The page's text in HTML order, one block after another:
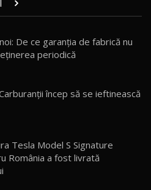
De ce garanția de fabrică nu
periodică
încep să se ieftinească
Tesla Model S Signature
România a fost livrată